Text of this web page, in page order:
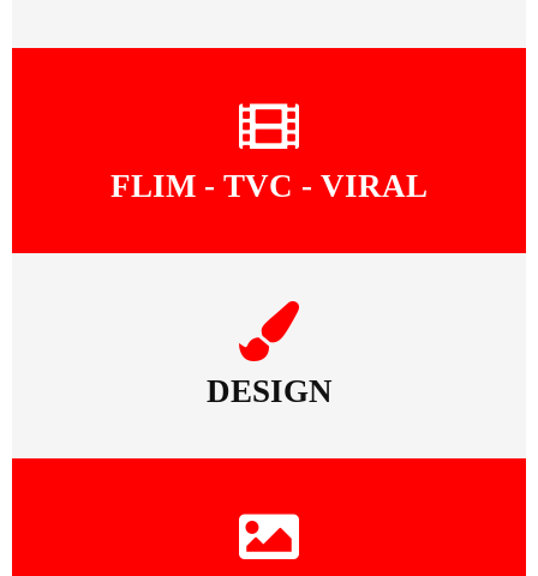
FLIM - TVC - VIRAL
DESIGN